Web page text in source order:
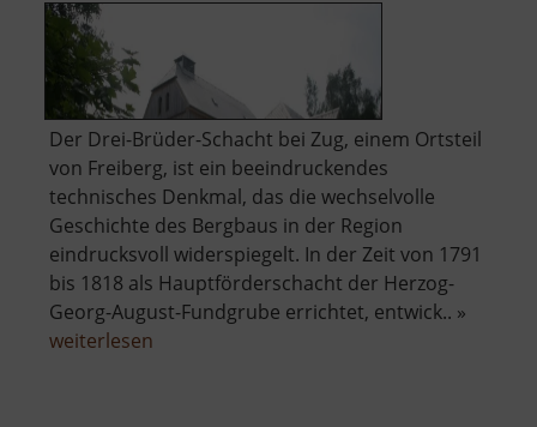
Der Drei-Brüder-Schacht bei Zug, einem Ortsteil
von Freiberg, ist ein beeindruckendes
technisches Denkmal, das die wechselvolle
Geschichte des Bergbaus in der Region
eindrucksvoll widerspiegelt. In der Zeit von 1791
bis 1818 als Hauptförderschacht der Herzog-
Georg-August-Fundgrube errichtet, entwick.. »
weiterlesen